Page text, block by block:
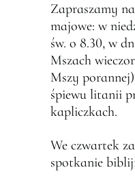
Zapraszamy
majowe: w
św. o 8.30, w
Mszach
Mszy
śpiewu litanii
kapliczkach.
We czwartek
spotkanie